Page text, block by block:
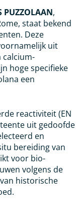
PUZZOLAAN,
staat bekend
Deze
uit
calcium-
hoge specifieke
een
reactiviteit (EN
uit gedoofde
en
bereiding van
voor bio-
volgens de
historische